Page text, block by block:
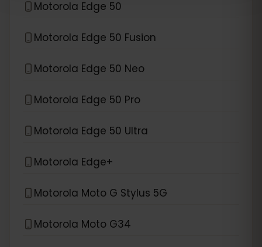
Motorola Edge 50
Motorola Edge 50 Fusion
Motorola Edge 50 Neo
Motorola Edge 50 Pro
Motorola Edge 50 Ultra
Motorola Edge+
Motorola Moto G Stylus 5G
Motorola Moto G34